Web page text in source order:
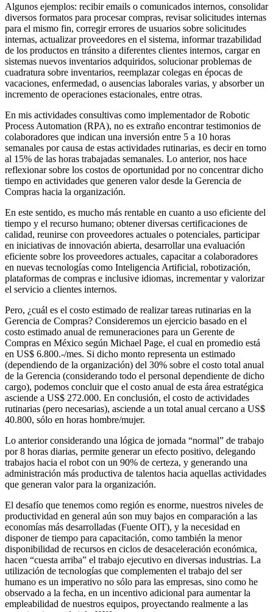
Algunos ejemplos: recibir emails o comunicados internos, consolidar
diversos formatos para procesar compras, revisar solicitudes internas
para el mismo fin, corregir errores de usuarios sobre solicitudes
internas, actualizar proveedores en el sistema, informar trazabilidad
de los productos en tránsito a diferentes clientes internos, cargar en
sistemas nuevos inventarios adquiridos, solucionar problemas de
cuadratura sobre inventarios, reemplazar colegas en épocas de
vacaciones, enfermedad, o ausencias laborales varias, y absorber un
incremento de operaciones estacionales, entre otras.
En mis actividades consultivas como implementador de Robotic
Process Automation (RPA), no es extraño encontrar testimonios de
colaboradores que indican una inversión entre 5 a 10 horas
semanales por causa de estas actividades rutinarias, es decir en torno
al 15% de las horas trabajadas semanales. Lo anterior, nos hace
reflexionar sobre los costos de oportunidad por no concentrar dicho
tiempo en actividades que generen valor desde la Gerencia de
Compras hacia la organización.
En este sentido, es mucho más rentable en cuanto a uso eficiente del
tiempo y el recurso humano; obtener diversas certificaciones de
calidad, reunirse con proveedores actuales o potenciales, participar
en iniciativas de innovación abierta, desarrollar una evaluación
eficiente sobre los proveedores actuales, capacitar a colaboradores
en nuevas tecnologías como Inteligencia Artificial, robotización,
plataformas de compras e inclusive idiomas, incrementar y valorizar
el servicio a clientes internos.
Pero, ¿cuál es el costo estimado de realizar tareas rutinarias en la
Gerencia de Compras? Consideremos un ejercicio basado en el
costo estimado anual de remuneraciones para un Gerente de
Compras en México según Michael Page, el cual en promedio está
en US$ 6.800.-/mes. Si dicho monto representa un estimado
(dependiendo de la organización) del 30% sobre el costo total anual
de la Gerencia (considerando todo el personal dependiente de dicho
cargo), podemos concluir que el costo anual de esta área estratégica
asciende a US$ 272.000. En conclusión, el costo de actividades
rutinarias (pero necesarias), asciende a un total anual cercano a US$
40.800, sólo en horas hombre/mujer.
Lo anterior considerando una lógica de jornada “normal” de trabajo
por 8 horas diarias, permite generar un efecto positivo, delegando
trabajos hacia el robot con un 90% de certeza, y generando una
administración más productiva de talentos hacia aquellas actividades
que generan valor para la organización.
El desafío que tenemos como región es enorme, nuestros niveles de
productividad en general aún son muy bajos en comparación a las
economías más desarrolladas (Fuente OIT), y la necesidad en
disponer de tiempo para capacitación, como también la menor
disponibilidad de recursos en ciclos de desaceleración económica,
hacen “cuesta arriba” el trabajo ejecutivo en diversas industrias. La
utilización de tecnologías que complementen el trabajo del ser
humano es un imperativo no sólo para las empresas, sino como he
observado a la fecha, en un incentivo adicional para aumentar la
empleabilidad de nuestros equipos, proyectando realmente a las